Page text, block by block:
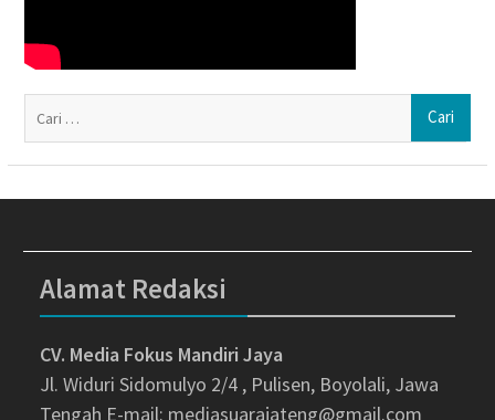
Alamat Redaksi
CV. Media Fokus Mandiri Jaya
Jl. Widuri Sidomulyo 2/4 , Pulisen, Boyolali, Jawa
Tengah E-mail: mediasuarajateng@gmail.com